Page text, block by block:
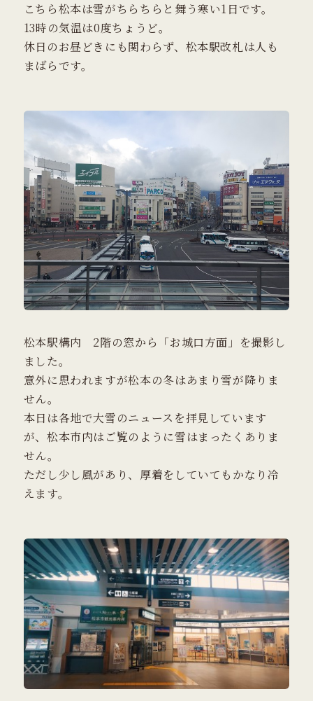
こちら松本は雪がちらちらと舞う寒い1日です。
13時の気温は0度ちょうど。
休日のお昼どきにも関わらず、松本駅改札は人も
まばらです。
松本駅構内 2階の窓から「お城口方面」を撮影し
ました。
意外に思われますが松本の冬はあまり雪が降りま
せん。
本日は各地で大雪のニュースを拝見しています
が、松本市内はご覧のように雪はまったくありま
せん。
ただし少し風があり、厚着をしていてもかなり冷
えます。